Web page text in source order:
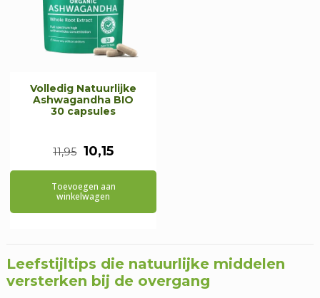
Volledig Natuurlijke
Ashwagandha BIO
30 capsules
11,95 Oorspronkelijke
prijs
was:
10,15Huidige
prijs
Toevoegen aan
winkelwagen
Leefstijltips die natuurlijke middelen
versterken bij de overgang